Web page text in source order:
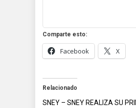
Comparte esto:
Facebook X
Relacionado
SNEY – SNEY REALIZA SU